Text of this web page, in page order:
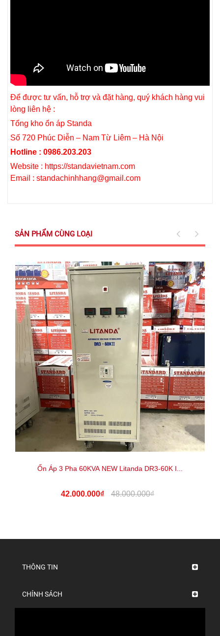
Để được tư vấn, hỗ trợ và đặt hàng, quý khách hàng vui
lòng liên hệ :
Tổng kho ổn áp Standa
Số 720 Phúc Diễn – Nam Từ Liêm – Hà Nội
Hotline : 0986.203.203
Website : https://standavietnam.com
Email : standachinhhang@gmail.com
SẢN PHẨM CÙNG LOẠI
Ổn Áp 3 Pha 60KVA NEW Litanda DR3-60K I...
42.000.000₫ 48.000.000₫
THÔNG TIN
CHÍNH SÁCH